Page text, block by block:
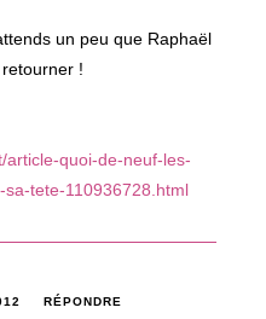
un peu que Raphaël
!
article-quoi-de-neuf-les-
tete-110936728.html
RÉPONDRE